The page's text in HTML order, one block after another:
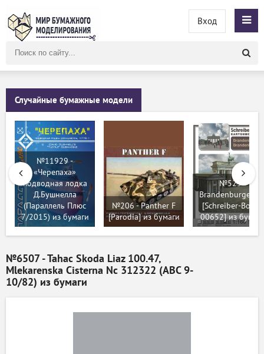
сайту
Вход
Случайные бумажные модели
№11929 -
«Черепаха»
подводная лодка
Д.Бушнелла
(Параллель Плюс
7/2015) из бумаги
№206 - Panther F
[Parodia] из бумаги
№525 -
Brandenburger
[Schreiber-Bogen
00652] из
№6507 - Tahac Skoda Liaz 100.47,
Mlekarenska Cisterna Nc 312322 (ABC 9-
10/82) из бумаги